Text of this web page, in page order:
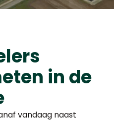
in de
vandaag naast